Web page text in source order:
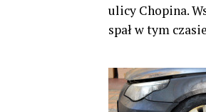
ulicy Chopina.
spał w tym